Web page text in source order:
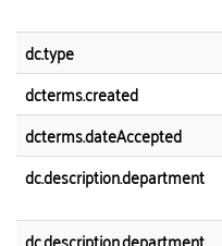
dc.type
dcterms.created
dcterms.dateAccepted
dc.description.department